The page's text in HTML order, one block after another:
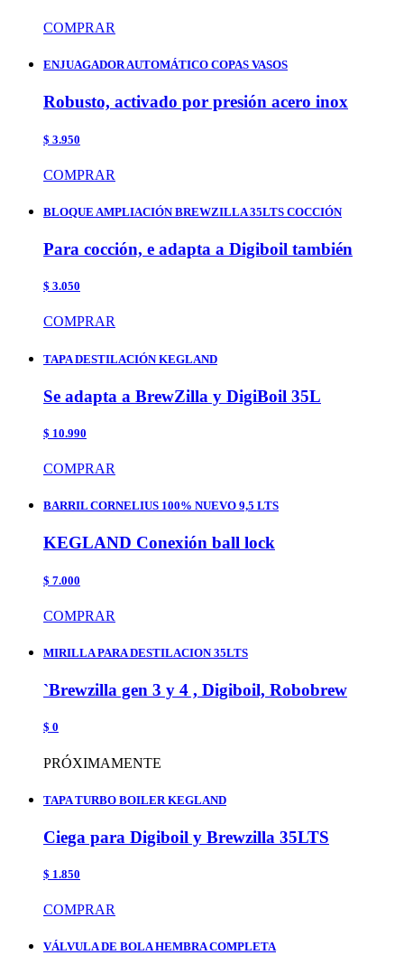
COMPRAR
ENJUAGADOR AUTOMÁTICO COPAS VASOS
Robusto, activado por presión acero inox
$ 3.950
COMPRAR
BLOQUE AMPLIACIÓN BREWZILLA 35LTS COCCIÓN
Para cocción, e adapta a Digiboil también
$ 3.050
COMPRAR
TAPA DESTILACIÓN KEGLAND
Se adapta a BrewZilla y DigiBoil 35L
$ 10.990
COMPRAR
BARRIL CORNELIUS 100% NUEVO 9,5 LTS
KEGLAND Conexión ball lock
$ 7.000
COMPRAR
MIRILLA PARA DESTILACION 35LTS
`Brewzilla gen 3 y 4 , Digiboil, Robobrew
$ 0
PRÓXIMAMENTE
TAPA TURBO BOILER KEGLAND
Ciega para Digiboil y Brewzilla 35LTS
$ 1.850
COMPRAR
VÁLVULA DE BOLA HEMBRA COMPLETA